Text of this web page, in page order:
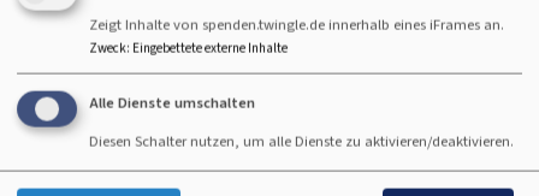
Reinhold Netz
KaufbeurenGasthof Zoigl
Mi, 16.9. 18 Uhr
Schafkopfrunde
Reinhold Netz
Zeigt Inhalte von spenden.twingle.de innerhalb eines iFrames an.
Zweck: Eingebettete externe Inhalte
Alle Dienste umschalten
Diesen Schalter nutzen, um alle Dienste zu aktivieren/deaktivieren.